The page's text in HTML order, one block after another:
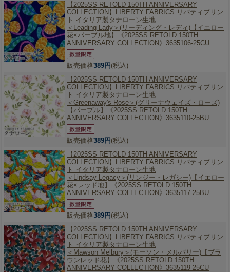
【2025SS RETOLD 150TH ANNIVERSARY
COLLECTION】
LIBERTY FABRICS リバティプリン
ト イタリア製タナローン生地
＜Leading Lady＞(リーディング・レディ)【イエロー
花×パープル地】《2025SS RETOLD 150TH
ANNIVERSARY COLLECTION》3635106-25CU
販売価格389円 (税込)
【2025SS RETOLD 150TH ANNIVERSARY
COLLECTION】
LIBERTY FABRICS リバティプリン
ト イタリア製タナローン生地
＜Greenaway's Rose＞(グリーナウェイズ・ローズ)
【パープル】《2025SS RETOLD 150TH
ANNIVERSARY COLLECTION》3635110-25BU
販売価格389円 (税込)
【2025SS RETOLD 150TH ANNIVERSARY
COLLECTION】
LIBERTY FABRICS リバティプリン
ト イタリア製タナローン生地
＜Lindsay Legacy＞(リンジー・レガシー)【イエロー
花×レッド地】《2025SS RETOLD 150TH
ANNIVERSARY COLLECTION》3635117-25BU
販売価格389円 (税込)
【2025SS RETOLD 150TH ANNIVERSARY
COLLECTION】
LIBERTY FABRICS リバティプリン
ト イタリア製タナローン生地
＜Mawson Melbury＞(モーソン・メルバリー)【ブラ
ウンレッド花】《2025SS RETOLD 150TH
ANNIVERSARY COLLECTION》3635119-25CU